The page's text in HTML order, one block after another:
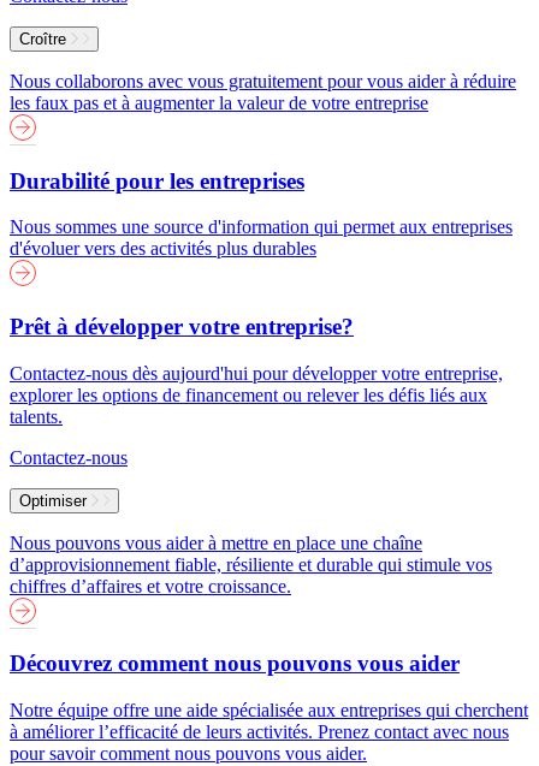
Croître
Nous collaborons avec vous gratuitement pour vous aider à réduire
les faux pas et à augmenter la valeur de votre entreprise
Durabilité pour les entreprises
Nous sommes une source d'information qui permet aux entreprises
d'évoluer vers des activités plus durables
Prêt à développer votre entreprise?
Contactez-nous dès aujourd'hui pour développer votre entreprise,
explorer les options de financement ou relever les défis liés aux
talents.
Contactez-nous
Optimiser
Nous pouvons vous aider à mettre en place une chaîne
d’approvisionnement fiable, résiliente et durable qui stimule vos
chiffres d’affaires et votre croissance.
Découvrez comment nous pouvons vous aider
Notre équipe offre une aide spécialisée aux entreprises qui cherchent
à améliorer l’efficacité de leurs activités. Prenez contact avec nous
pour savoir comment nous pouvons vous aider.